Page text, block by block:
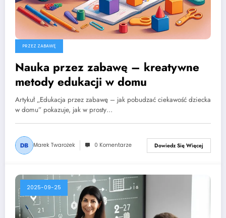
PRZEZ ZABAWĘ
Nauka przez zabawę – kreatywne
metody edukacji w domu
Artykuł „Edukacja przez zabawę – jak pobudzać ciekawość dziecka
w domu” pokazuje, jak w prosty…
Marek Twarożek 0 Komentarze Dowiedz Się Więcej
2025-09-25